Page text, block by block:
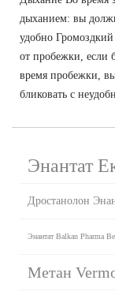
дыханием: вы
удобно
от пробежки, если
время пробежки,
бликовать с
Энантат
Дростанолон
Энантат Balkan Pharma
Метан